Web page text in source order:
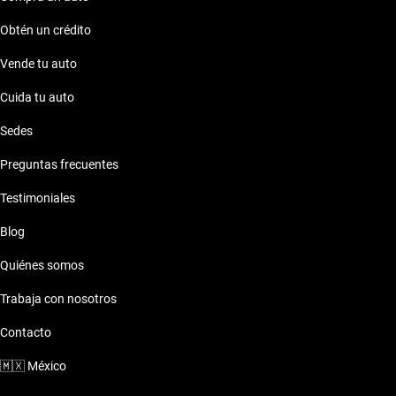
Obtén un crédito
Vende tu auto
Cuida tu auto
Sedes
Preguntas frecuentes
Testimoniales
Blog
Quiénes somos
Trabaja con nosotros
Contacto
🇲🇽 México